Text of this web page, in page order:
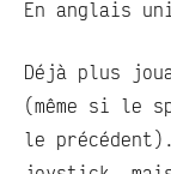
En anglais
Déjà plus
(même si le
le